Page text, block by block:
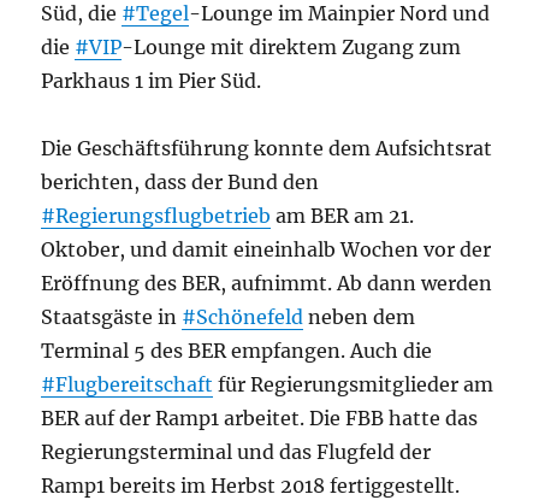
Süd, die #Tegel-Lounge im Mainpier Nord und
die #VIP-Lounge mit direktem Zugang zum
Parkhaus 1 im Pier Süd.
Die Geschäftsführung konnte dem Aufsichtsrat
berichten, dass der Bund den
#Regierungsflugbetrieb am BER am 21.
Oktober, und damit eineinhalb Wochen vor der
Eröffnung des BER, aufnimmt. Ab dann werden
Staatsgäste in #Schönefeld neben dem
Terminal 5 des BER empfangen. Auch die
#Flugbereitschaft für Regierungsmitglieder am
BER auf der Ramp1 arbeitet. Die FBB hatte das
Regierungsterminal und das Flugfeld der
Ramp1 bereits im Herbst 2018 fertiggestellt.